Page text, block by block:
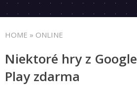
HOME » ONLINE
Niektoré hry z Google
Play zdarma